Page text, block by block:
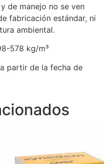
de manejo no se ven
fabricación estándar, ni
ambiental.
578 kg/m³
partir de la fecha de